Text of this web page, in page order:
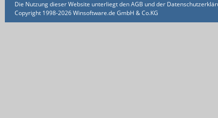
Die Nutzung dieser Website unterliegt den AGB und der
Copyright 1998-2026 Winsoftware.de GmbH & Co.KG